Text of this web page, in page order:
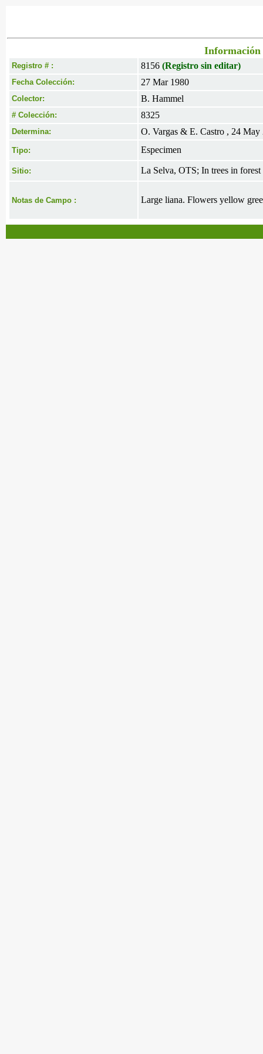
Información
Registro # : 8156 (Registro sin editar)
Fecha Colección: 27 Mar 1980
Colector: B. Hammel
# Colección: 8325
Determina: O. Vargas & E. Castro , 24 May
Tipo: Especimen
Sitio: La Selva, OTS; In trees in
Notas de Campo : Large liana. Flowers yellow